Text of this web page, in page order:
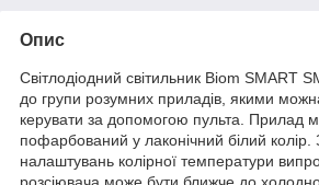
Опис
Світлодіодний світильник Biom SMART
до групи розумних приладів, якими
керувати за допомогою пульта. Прилад
пофарбований у лаконічний білий колір.
налаштувань колірної температури
розсіювача може бути ближче до